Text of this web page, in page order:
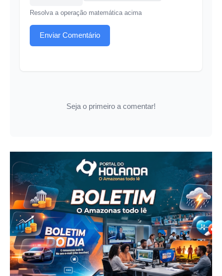
Resolva a operação matemática acima
Enviar Comentário
Seja o primeiro a comentar!